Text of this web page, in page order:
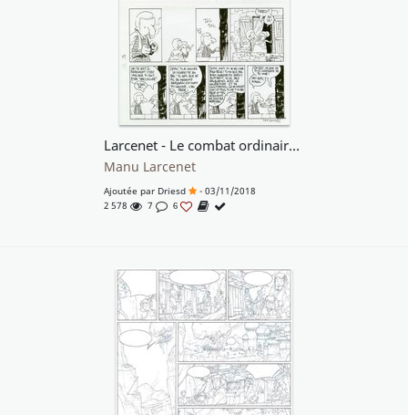
Larcenet - Le combat ordinaire - T1p09
Manu Larcenet
Ajoutée par Driesd
- 03/11/2018
2 578
7 6